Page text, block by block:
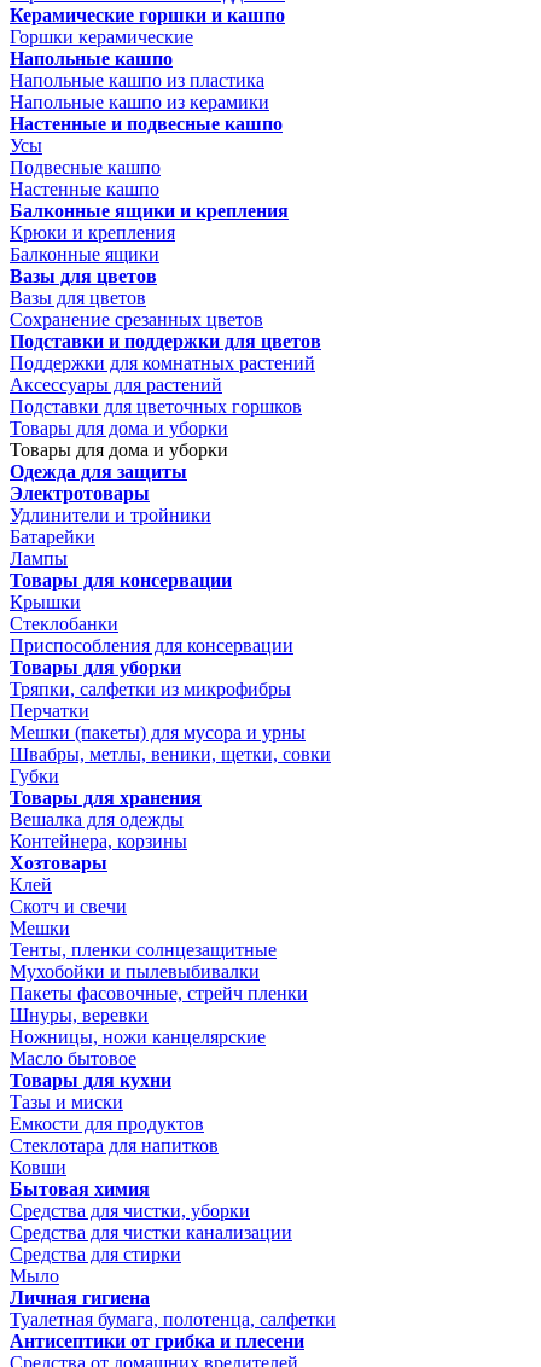
Керамические горшки и кашпо
Горшки керамические
Напольные кашпо
Напольные кашпо из пластика
Напольные кашпо из керамики
Настенные и подвесные кашпо
Усы
Подвесные кашпо
Настенные кашпо
Балконные ящики и крепления
Крюки и крепления
Балконные ящики
Вазы для цветов
Вазы для цветов
Сохранение срезанных цветов
Подставки и поддержки для цветов
Поддержки для комнатных растений
Аксессуары для растений
Подставки для цветочных горшков
Товары для дома и уборки
Товары для дома и уборки
Одежда для защиты
Электротовары
Удлинители и тройники
Батарейки
Лампы
Товары для консервации
Крышки
Стеклобанки
Приспособления для консервации
Товары для уборки
Тряпки, салфетки из микрофибры
Перчатки
Мешки (пакеты) для мусора и урны
Швабры, метлы, веники, щетки, совки
Губки
Товары для хранения
Вешалка для одежды
Контейнера, корзины
Хозтовары
Клей
Скотч и свечи
Мешки
Тенты, пленки солнцезащитные
Мухобойки и пылевыбивалки
Пакеты фасовочные, стрейч пленки
Шнуры, веревки
Ножницы, ножи канцелярские
Масло бытовое
Товары для кухни
Тазы и миски
Емкости для продуктов
Стеклотара для напитков
Ковши
Бытовая химия
Средства для чистки, уборки
Средства для чистки канализации
Средства для стирки
Мыло
Личная гигиена
Туалетная бумага, полотенца, салфетки
Антисептики от грибка и плесени
Средства от домашних вредителей